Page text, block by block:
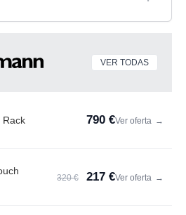
VER TODAS
Rack 790 €Ver oferta →
320 € 217 €Ver oferta →